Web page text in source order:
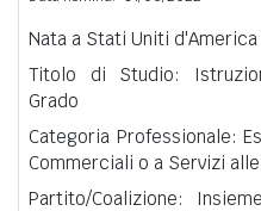
Nata a Stati Uniti d'America
Titolo di Studio:
Grado
Categoria Professionale:
Commerciali o a Servizi
Partito/Coalizione: